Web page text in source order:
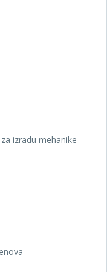
izradu mehanike